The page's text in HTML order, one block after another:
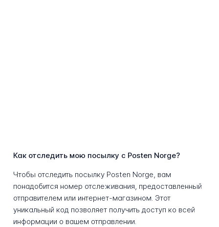
Как отследить мою посылку с Posten Norge?
Чтобы отследить посылку Posten Norge, вам
понадобится номер отслеживания, предоставленный
отправителем или интернет-магазином. Этот
уникальный код позволяет получить доступ ко всей
информации о вашем отправлении.